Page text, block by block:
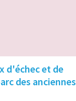
d'échec et de
des anciennes